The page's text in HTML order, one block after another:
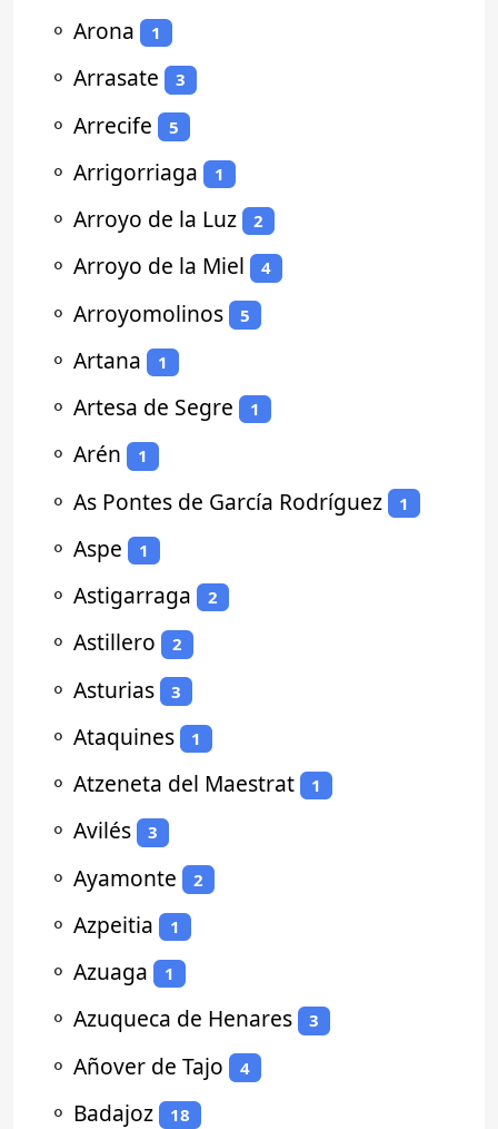
⚬ Arona 1
⚬ Arrasate 3
⚬ Arrecife 5
⚬ Arrigorriaga 1
⚬ Arroyo de la Luz 2
⚬ Arroyo de la Miel 4
⚬ Arroyomolinos 5
⚬ Artana 1
⚬ Artesa de Segre 1
⚬ Arén 1
⚬ As Pontes de García Rodríguez 1
⚬ Aspe 1
⚬ Astigarraga 2
⚬ Astillero 2
⚬ Asturias 3
⚬ Ataquines 1
⚬ Atzeneta del Maestrat 1
⚬ Avilés 3
⚬ Ayamonte 2
⚬ Azpeitia 1
⚬ Azuaga 1
⚬ Azuqueca de Henares 3
⚬ Añover de Tajo 4
⚬ Badajoz 18